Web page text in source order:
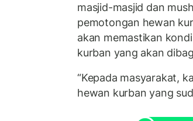
masjid-masjid dan
pemotongan hewan
akan memastikan
kurban yang akan
“Kepada masyarakat,
hewan kurban yang